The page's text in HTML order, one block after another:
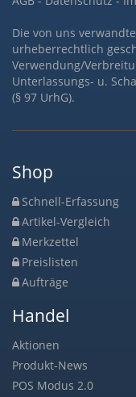
Die von uns
urheberrechtlich
Verwendung/
Unterlassungs- u.
(§ 97 UrhG).
Shop
Schnell-Erfassung
Artikel-Vergleich
Merkzettel
Preislisten
Aufträge
Handel
Aktionen
Produkt-News
POS Modus 2.0